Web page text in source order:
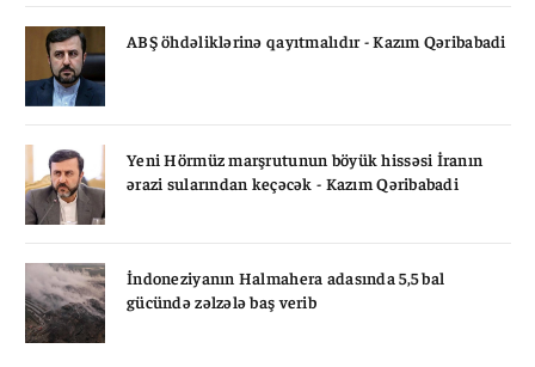
ABŞ öhdəliklərinə qayıtmalıdır - Kazım Qəribabadi
Yeni Hörmüz marşrutunun böyük hissəsi İranın
ərazi sularından keçəcək - Kazım Qəribabadi
İndoneziyanın Halmahera adasında 5,5 bal
gücündə zəlzələ baş verib